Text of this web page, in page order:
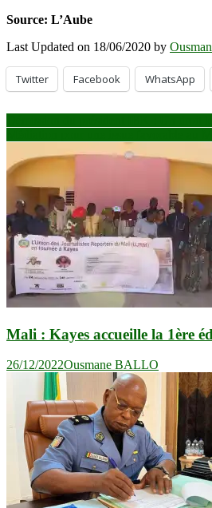
Source: L’Aube
Last Updated on 18/06/2020 by
Twitter Facebook WhatsApp
Navigation
de
l’article
Mali : Kayes accueille la 1ère
26/12/2022Ousmane BALLO